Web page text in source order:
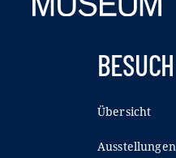
BESUCH
Übersicht
Ausstellungen